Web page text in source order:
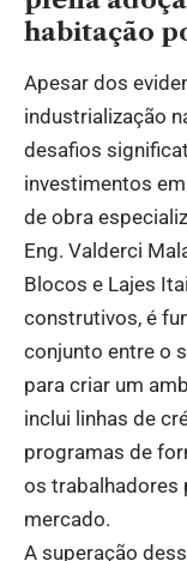
habitação
Apesar dos
industrialização
desafios
investimentos
de obra
Eng. Valderci
Blocos e Lajes
construtivos, é
conjunto entre o
para criar um
inclui linhas de
programas de
os trabalhadores
mercado.
A superação